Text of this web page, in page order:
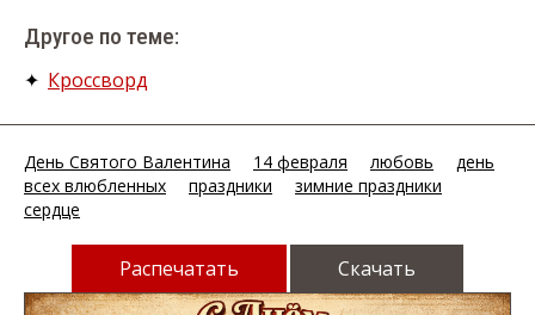
Другое по теме:
✦ Кроссворд
День Святого Валентина 14 февраля любовь
день
всех влюбленных
праздники
зимние праздники
сердце
Распечатать Скачать